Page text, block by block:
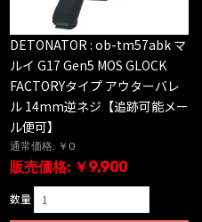
DETONATOR : ob-tm57abk マ
ルイ G17 Gen5 MOS GLOCK
FACTORYタイプ アウターバレ
ル 14mm逆ネジ【追跡可能メー
ル便可】
通常価格: ￥0
販売価格: ￥9,900
数量